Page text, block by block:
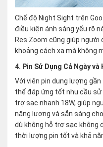
Chế độ Night Sight trên
điều kiện ánh sáng yếu rõ
Res Zoom cũng giúp
khoảng cách xa mà không
4. Pin Sử Dụng Cả Ngày và
Với viên pin dung lượng gần
thể đáp ứng tốt nhu cầu sử
trợ sạc nhanh 18W, giúp
năng lượng và sẵn sàng
dù không hỗ trợ sạc không
thời lượng pin tốt và khả